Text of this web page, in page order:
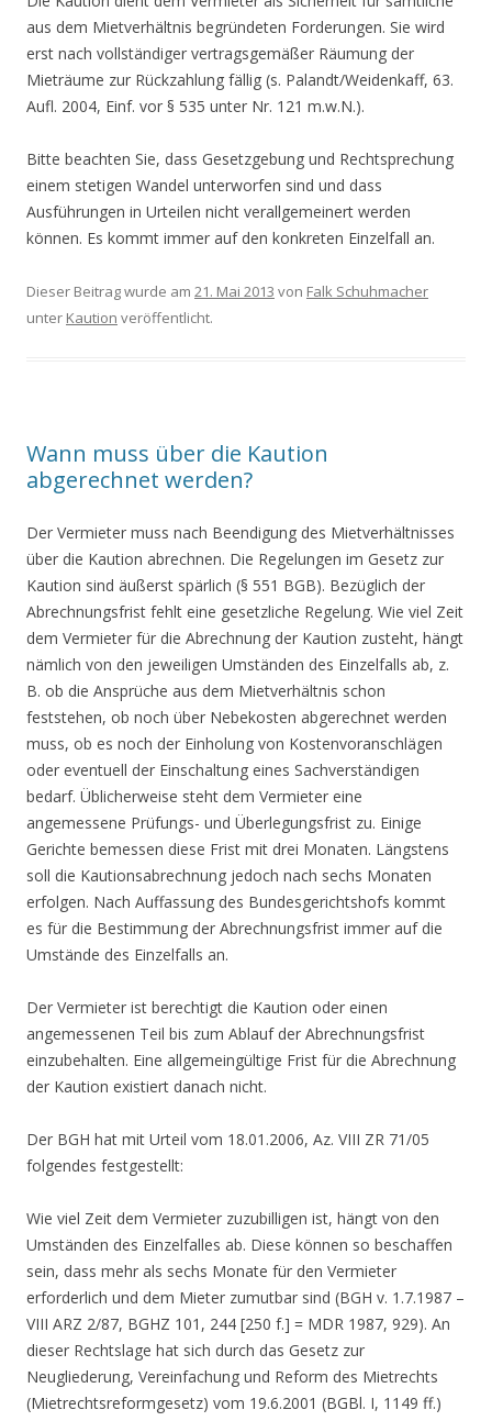
aus dem Mietverhältnis begründeten Forderungen. Sie wird
erst nach vollständiger vertragsgemäßer Räumung der
Mieträume zur Rückzahlung fällig (s. Palandt/Weidenkaff, 63.
Aufl. 2004, Einf. vor § 535 unter Nr. 121 m.w.N.).
Bitte beachten Sie, dass Gesetzgebung und Rechtsprechung
einem stetigen Wandel unterworfen sind und dass
Ausführungen in Urteilen nicht verallgemeinert werden
können. Es kommt immer auf den konkreten Einzelfall an.
Dieser Beitrag wurde am 21. Mai 2013 von Falk Schuhmacher
unter Kaution veröffentlicht.
Wann muss über die Kaution
abgerechnet werden?
Der Vermieter muss nach Beendigung des Mietverhältnisses
über die Kaution abrechnen. Die Regelungen im Gesetz zur
Kaution sind äußerst spärlich (§ 551 BGB). Bezüglich der
Abrechnungsfrist fehlt eine gesetzliche Regelung. Wie viel Zeit
dem Vermieter für die Abrechnung der Kaution zusteht, hängt
nämlich von den jeweiligen Umständen des Einzelfalls ab, z.
B. ob die Ansprüche aus dem Mietverhältnis schon
feststehen, ob noch über Nebekosten abgerechnet werden
muss, ob es noch der Einholung von Kostenvoranschlägen
oder eventuell der Einschaltung eines Sachverständigen
bedarf. Üblicherweise steht dem Vermieter eine
angemessene Prüfungs- und Überlegungsfrist zu. Einige
Gerichte bemessen diese Frist mit drei Monaten. Längstens
soll die Kautionsabrechnung jedoch nach sechs Monaten
erfolgen. Nach Auffassung des Bundesgerichtshofs kommt
es für die Bestimmung der Abrechnungsfrist immer auf die
Umstände des Einzelfalls an.
Der Vermieter ist berechtigt die Kaution oder einen
angemessenen Teil bis zum Ablauf der Abrechnungsfrist
einzubehalten. Eine allgemeingültige Frist für die Abrechnung
der Kaution existiert danach nicht.
Der BGH hat mit Urteil vom 18.01.2006, Az. VIII ZR 71/05
folgendes festgestellt:
Wie viel Zeit dem Vermieter zuzubilligen ist, hängt von den
Umständen des Einzelfalles ab. Diese können so beschaffen
sein, dass mehr als sechs Monate für den Vermieter
erforderlich und dem Mieter zumutbar sind (BGH v. 1.7.1987 –
VIII ARZ 2/87, BGHZ 101, 244 [250 f.] = MDR 1987, 929). An
dieser Rechtslage hat sich durch das Gesetz zur
Neugliederung, Vereinfachung und Reform des Mietrechts
(Mietrechtsreformgesetz) vom 19.6.2001 (BGBl. I, 1149 ff.)